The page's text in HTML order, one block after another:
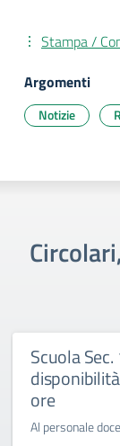
Stampa /
Argomenti
Notizie
Scuola
ore
Al personale